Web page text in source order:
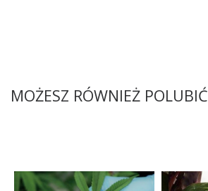
MOŻESZ RÓWNIEŻ POLUBIĆ